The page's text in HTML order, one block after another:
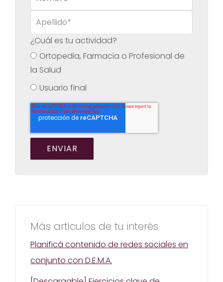
¿Cuál es tu actividad?
Ortopedia, Farmacia o Profesional de
la Salud
Usuario final
Más artículos de tu interés
Planificá contenido de redes sociales en
conjunto con D.E.M.A.